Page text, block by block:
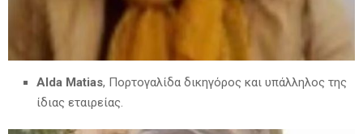
Alda Matias, Πορτογαλίδα δικηγόρος και υπάλληλος της
ίδιας εταιρείας.